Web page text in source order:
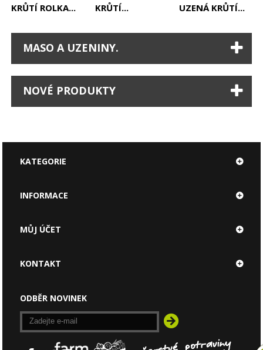
KRŮTÍ ROLKA... KRŮTÍ... UZENÁ KRŮTÍ...
MASO A UZENINY.
NOVÉ PRODUKTY
KATEGORIE
INFORMACE
MŮJ ÚČET
KONTAKT
ODBĚR NOVINEK